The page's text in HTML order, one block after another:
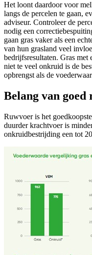
Het loont daardoor voor
langs de percelen te gaan,
adviseur. Controleer de
nodig een
gaan gras vaker als een
van hun grasland veel
bedrijfsresultaten. Gras met
niet te veel onkruid is de
opbrengst als de
Belang van goed
Ruwvoer is het
duurder krachtvoer is
onkruidbestrijding een tot